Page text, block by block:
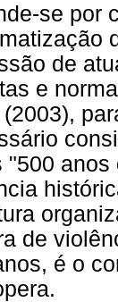
se por
de
e
"500
de
é o